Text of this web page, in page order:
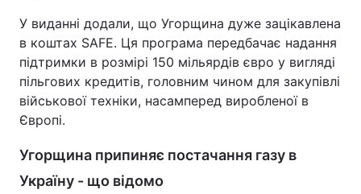
У виданні додали, що Угорщина дуже зацікавлена
в коштах SAFE. Ця програма передбачає надання
підтримки в розмірі 150 мільярдів євро у вигляді
пільгових кредитів, головним чином для закупівлі
військової техніки, насамперед виробленої в
Європі.
Угорщина припиняє постачання газу в
Україну - що відомо